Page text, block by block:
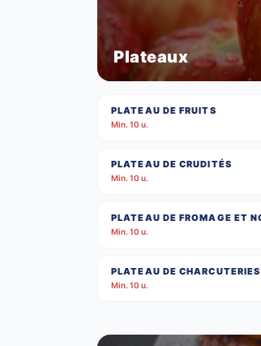
Plateaux
PLATEAU DE FRUITS
Min. 10 u.
PLATEAU DE CRUDITÉS
Min. 10 u.
PLATEAU DE FROMAGE ET
Min. 10 u.
PLATEAU DE
Min. 10 u.